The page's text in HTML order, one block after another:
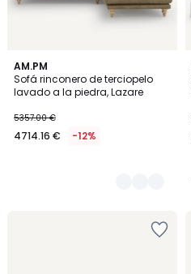
AM.PM
Sofá rinconero de terciopelo
lavado a la piedra, Lazare
5357.00 €
4714.16 € -12%
3
Colores